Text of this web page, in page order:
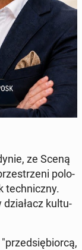
ze Sceną
po­lo­
tech­nicz­ny.
dzia­łacz kul­tu­